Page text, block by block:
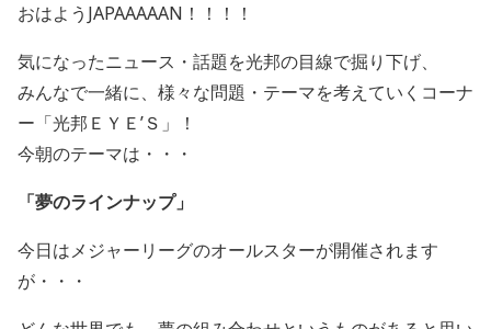
おはようJAPAAAAAN！！！！
気になったニュース・話題を光邦の目線で掘り下げ、
みんなで一緒に、様々な問題・テーマを考えていくコーナ
ー「光邦ＥＹＥ’Ｓ」！
今朝のテーマは・・・
「夢のラインナップ」
今日はメジャーリーグのオールスターが開催されます
が・・・